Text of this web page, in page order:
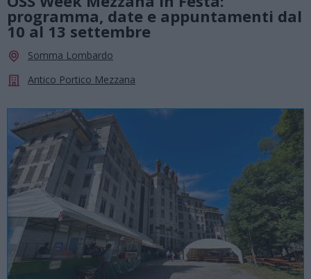
programma, date e appuntamenti dal
10 al 13 settembre
Somma Lombardo
Antico Portico Mezzana